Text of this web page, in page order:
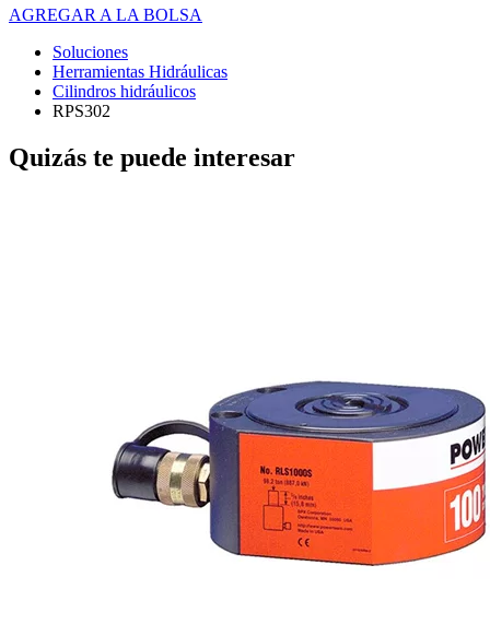
AGREGAR A LA BOLSA
Soluciones
Herramientas Hidráulicas
Cilindros hidráulicos
RPS302
Quizás te puede interesar